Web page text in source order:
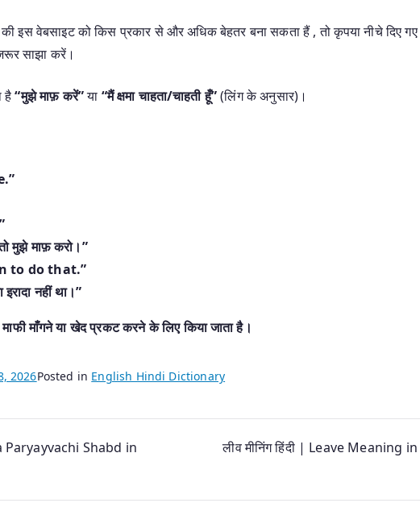
इस वेबसाइट को किस प्रकार से और अधिक बेहतर बना सकता हैं , तो कृपया नीचे दिए
साझा करें।
है“मुझे माफ़ करें”या “मैं क्षमा चाहता/चाहती हूँ”(लिंग के अनुसार)।
मुझे माफ़ करो।”
to do that.”
नहीं था।”
माफी माँगने या खेद प्रकट करने के लिए किया जाता है।
2026Posted in English Hindi Dictionary
Paryayvachi Shabd in
लीव मीनिंग हिंदी | Leave Meaning